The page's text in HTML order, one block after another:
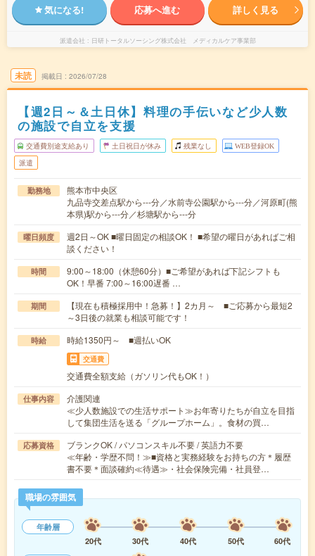
気になる! 応募へ進む 詳しく見る
派遣会社 日研トータルソーシング株式会社 メディカルケア事業部
未読 掲載日 2026/07/28
【週2日～＆土日休】料理の手伝いなど少人数
の施設で自立を支援
交通費別途支給あり 土日祝日が休み 残業なし WEB登録OK
派遣
勤務地
熊本市中央区
九品寺交差点駅から---分／水前寺公園駅から---分／河原町(熊
本県)駅から---分／杉塘駅から---分
曜日頻度
週2日～OK ■曜日固定の相談OK！ ■希望の曜日があればご相
談ください！
時間
9:00～18:00（休憩60分）■ご希望があれば下記シフトも
OK！早番 7:00～16:00遅番 …
期間
【現在も積極採用中！急募！】2カ月～ ■ご応募から最短2
～3日後の就業も相談可能です！
時給 時給1350円～ ■週払いOK
交通費
交通費全額支給（ガソリン代もOK！）
仕事内容
介護関連
≪少人数施設での生活サポート≫お年寄りたちが自立を目指
して集団生活を送る「グループホーム」。食材の買…
応募資格
ブランクOK / パソコンスキル不要 / 英語力不要
≪年齢・学歴不問！≫■資格と実務経験をお持ちの方＊履歴
書不要＊面談確約≪待遇≫・社会保険完備・社員登…
職場の雰囲気
年齢層
20代
30代 40代 50代
60代